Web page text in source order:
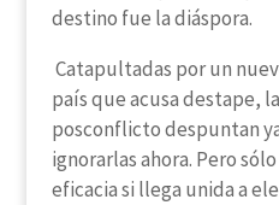
destino fue la diáspora.
Catapultadas por un
país que acusa destape,
posconflicto despuntan
ignorarlas ahora. Pero
eficacia si llega unida a